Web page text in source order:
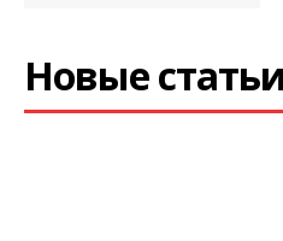
Новые статьи